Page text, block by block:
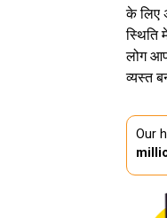
के लिए
स्थिति
लोग
व्यस्त
Our